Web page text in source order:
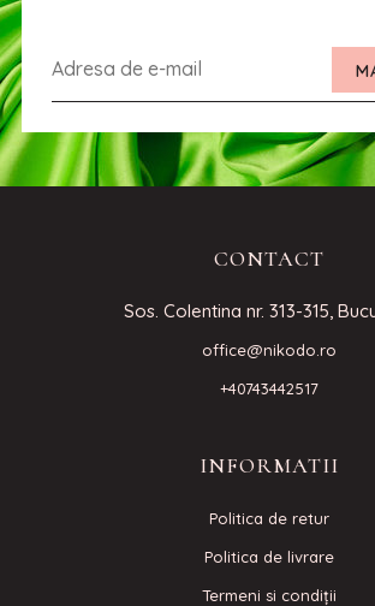
CONTACT
Sos. Colentina nr. 313-315,
office@nikodo.ro
+40743442517
INFORMATII
Politica de retur
Politica de livrare
Termeni si condiţii